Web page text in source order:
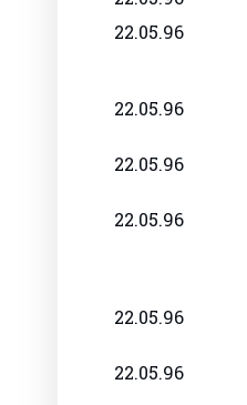
22.05.96
22.05.96
22.05.96
22.05.96
22.05.96
22.05.96